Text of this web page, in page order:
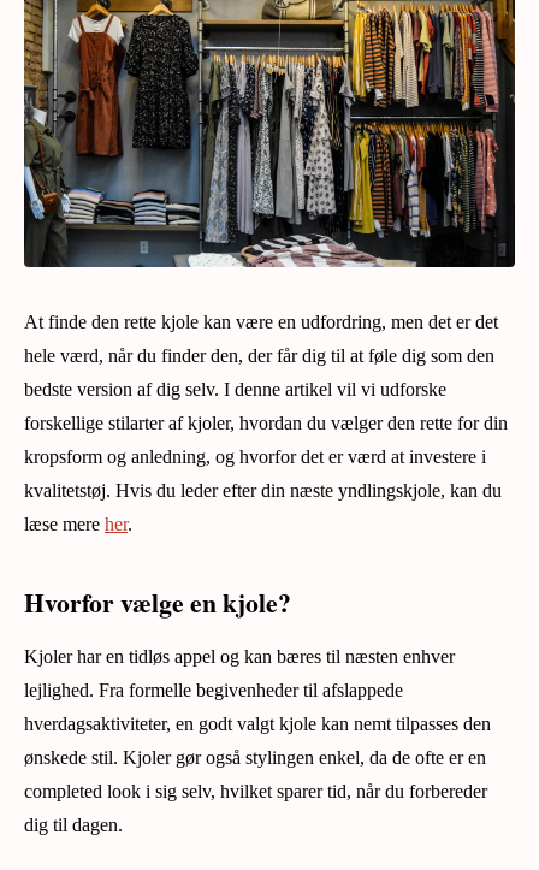
At finde den rette kjole kan være en udfordring, men det er det
hele værd, når du finder den, der får dig til at føle dig som den
bedste version af dig selv. I denne artikel vil vi udforske
forskellige stilarter af kjoler, hvordan du vælger den rette for din
kropsform og anledning, og hvorfor det er værd at investere i
kvalitetstøj. Hvis du leder efter din næste yndlingskjole, kan du
læse mere her.
Hvorfor vælge en kjole?
Kjoler har en tidløs appel og kan bæres til næsten enhver
lejlighed. Fra formelle begivenheder til afslappede
hverdagsaktiviteter, en godt valgt kjole kan nemt tilpasses den
ønskede stil. Kjoler gør også stylingen enkel, da de ofte er en
completed look i sig selv, hvilket sparer tid, når du forbereder
dig til dagen.